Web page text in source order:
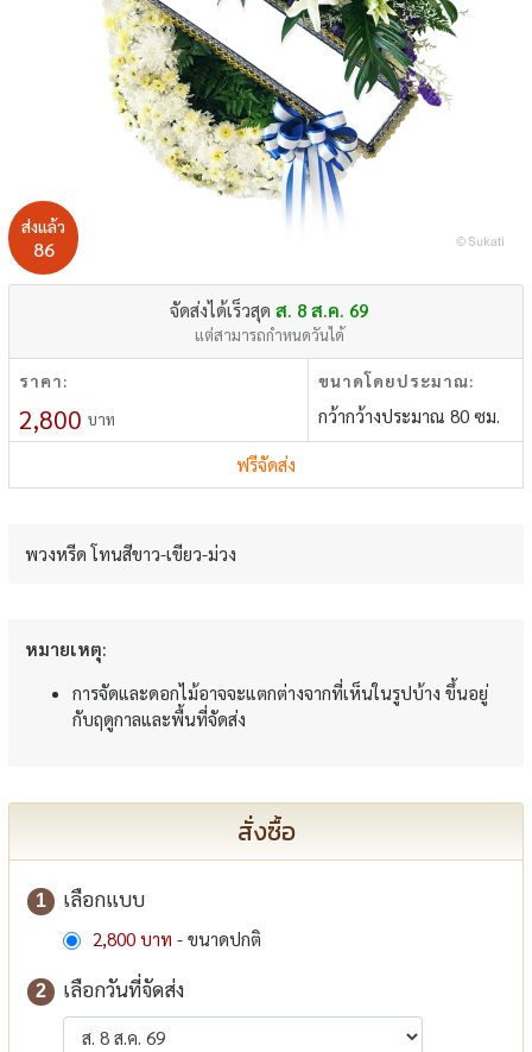
ส่งแล้ว
86
จัดส่งได้เร็วสุด ส. 8 ส.ค. 69
แต่สามารถกำหนดวันได้
ราคา:
2,800 บาท
ขนาดโดยประมาณ:
กว้ากว้างประมาณ 80 ซม.
ฟรีจัดส่ง
พวงหรีด โทนสีขาว-เขียว-ม่วง
หมายเหตุ:
การจัดและดอกไม้อาจจะแตกต่างจากที่เห็นในรูปบ้าง ขึ้นอยู่
กับฤดูกาลและพื้นที่จัดส่ง
สั่งซื้อ
1 เลือกแบบ
2,800 บาท - ขนาดปกติ
2 เลือกวันที่จัดส่ง